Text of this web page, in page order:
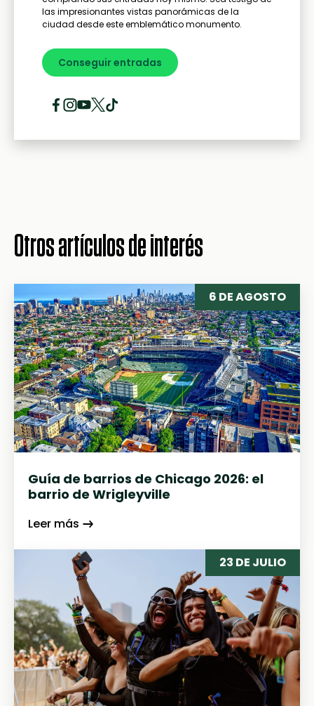
las impresionantes vistas panorámicas de la
ciudad desde este emblemático monumento.
Conseguir entradas
Otros artículos de interés
6 DE AGOSTO
Guía de barrios de Chicago 2026: el
barrio de Wrigleyville
Leer más
23 DE JULIO